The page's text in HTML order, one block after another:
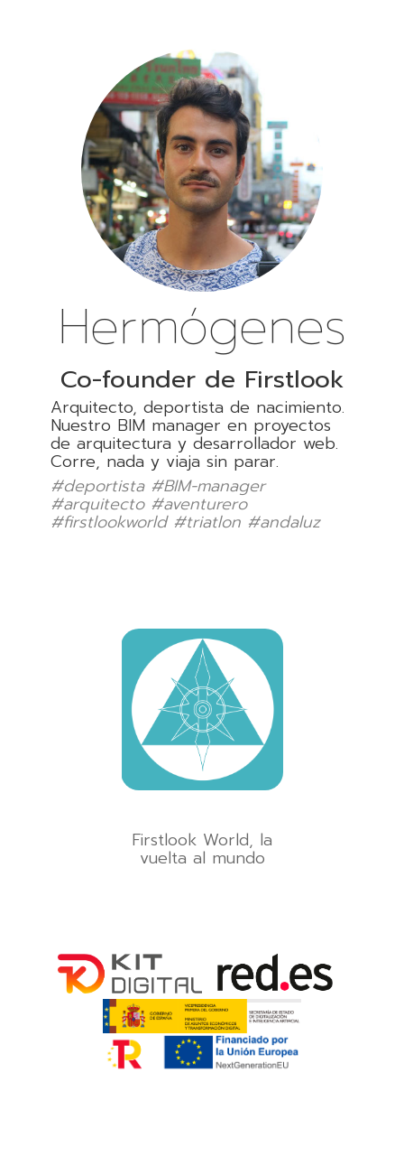
Hermógenes
Co-founder de Firstlook
Arquitecto, deportista de nacimiento.
Nuestro BIM manager en proyectos
de arquitectura y desarrollador web.
Corre, nada y viaja sin parar.
#deportista #BIM-manager
#arquitecto #aventurero
#firstlookworld #triatlon #andaluz
Firstlook World, la
vuelta al mundo